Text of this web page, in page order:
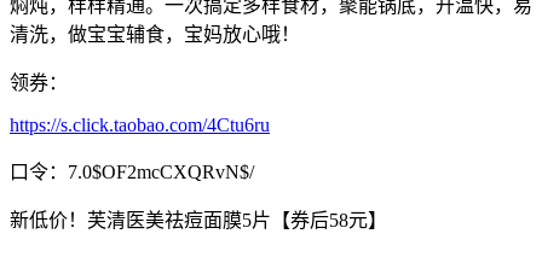
焖炖，样样精通。一次搞定多样食材，聚能锅底，升温快，易
清洗，做宝宝辅食，宝妈放心哦！
领券：
https://s.click.taobao.com/4Ctu6ru
口令：7.0$OF2mcCXQRvN$/
新低价！芙清医美祛痘面膜5片【券后58元】